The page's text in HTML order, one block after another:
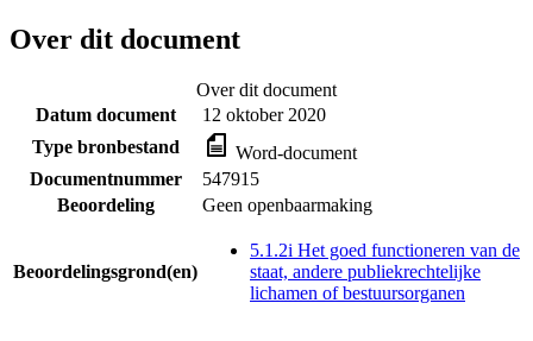
Over dit document
Over dit document
Datum document
12 oktober 2020
Type bronbestand
Word-document
Documentnummer
547915
Beoordeling
Geen openbaarmaking
Beoordelingsgrond(en)
5.1.2i Het goed functioneren van de
staat, andere publiekrechtelijke
lichamen of bestuursorganen